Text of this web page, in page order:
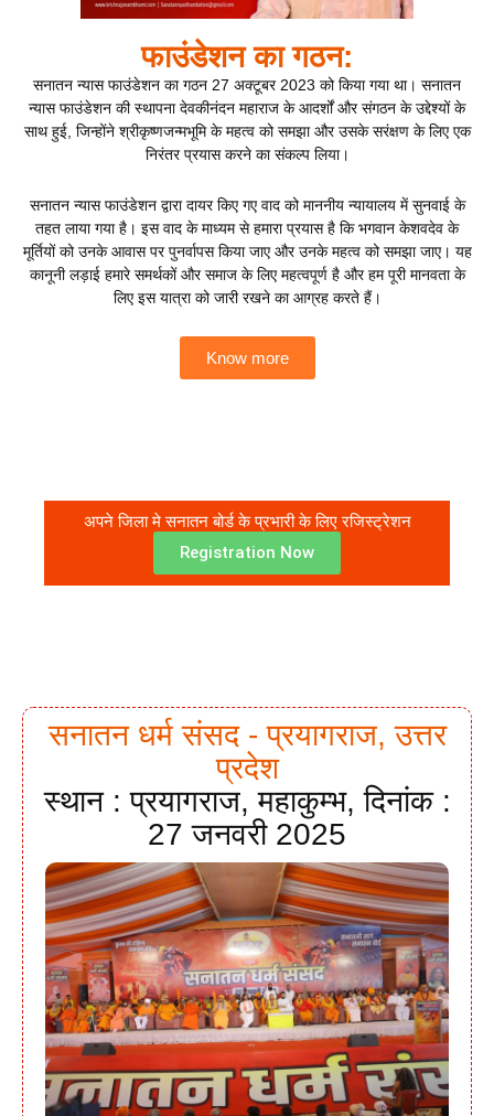
फाउंडेशन का गठन:
सनातन न्यास फाउंडेशन का गठन 27 अक्टूबर 2023 को किया गया था। सनातन
न्यास फाउंडेशन की स्थापना देवकीनंदन महाराज के आदर्शों और संगठन के उद्देश्यों के
साथ हुई, जिन्होंने श्रीकृष्णजन्मभूमि के महत्व को समझा और उसके सरंक्षण के लिए एक
निरंतर प्रयास करने का संकल्प लिया।
सनातन न्यास फाउंडेशन द्वारा दायर किए गए वाद को माननीय न्यायालय में सुनवाई के
तहत लाया गया है। इस वाद के माध्यम से हमारा प्रयास है कि भगवान केशवदेव के
मूर्तियों को उनके आवास पर पुनर्वापस किया जाए और उनके महत्व को समझा जाए। यह
कानूनी लड़ाई हमारे समर्थकों और समाज के लिए महत्वपूर्ण है और हम पूरी मानवता के
लिए इस यात्रा को जारी रखने का आग्रह करते हैं।
Know more
अपने जिला मे सनातन बोर्ड के प्रभारी के लिए रजिस्ट्रेशन
Registration Now
सनातन धर्म संसद - प्रयागराज, उत्तर
प्रदेश
स्थान : प्रयागराज, महाकुम्भ, दिनांक :
27 जनवरी 2025